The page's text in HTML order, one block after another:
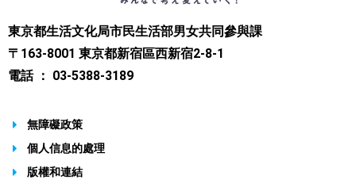
東京都生活文化局市民生活部男女共同參與課
〒163-8001 東京都新宿區西新宿2-8-1
電話 ： 03-5388-3189
無障礙政策
個人信息的處理
版權和連結